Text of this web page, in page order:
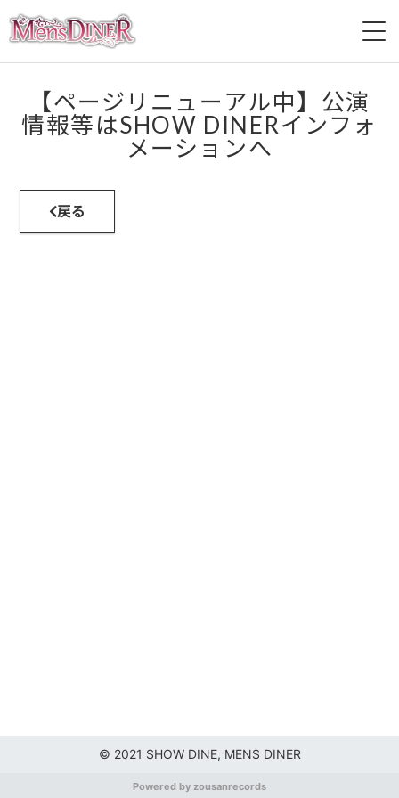
ABOUT
【ページリニューアル中】公演
情報等はSHOW DINERインフォ
メーションへ
戻る
© 2021 SHOW DINE, MENS DINER
Powered by zousanrecords